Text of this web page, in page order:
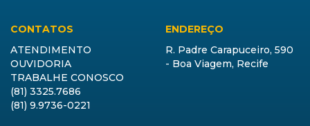
CONTATOS
ATENDIMENTO
OUVIDORIA
TRABALHE CONOSCO
(81) 3325.7686
(81) 9.9736-0221
ENDEREÇO
R. Padre Carapuceiro, 590
- Boa Viagem, Recife